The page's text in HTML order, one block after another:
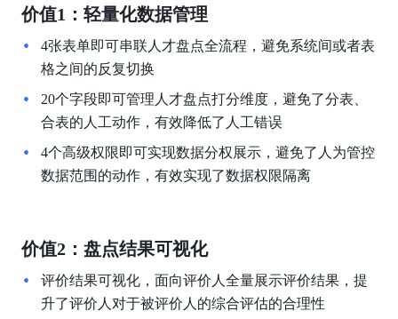
价值1：轻量化数据管理
4张表单即可串联人才盘点全流程，避免系统间或者表
格之间的反复切换
20个字段即可管理人才盘点打分维度，避免了分表、
合表的人工动作，有效降低了人工错误
4个高级权限即可实现数据分权展示，避免了人为管控
数据范围的动作，有效实现了数据权限隔离
价值2：盘点结果可视化
评价结果可视化，面向评价人全量展示评价结果，提
升了评价人对于被评价人的综合评估的合理性